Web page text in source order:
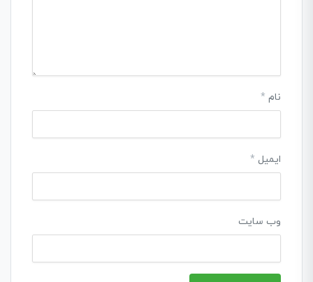
نام *
ایمیل *
وب‌ سایت